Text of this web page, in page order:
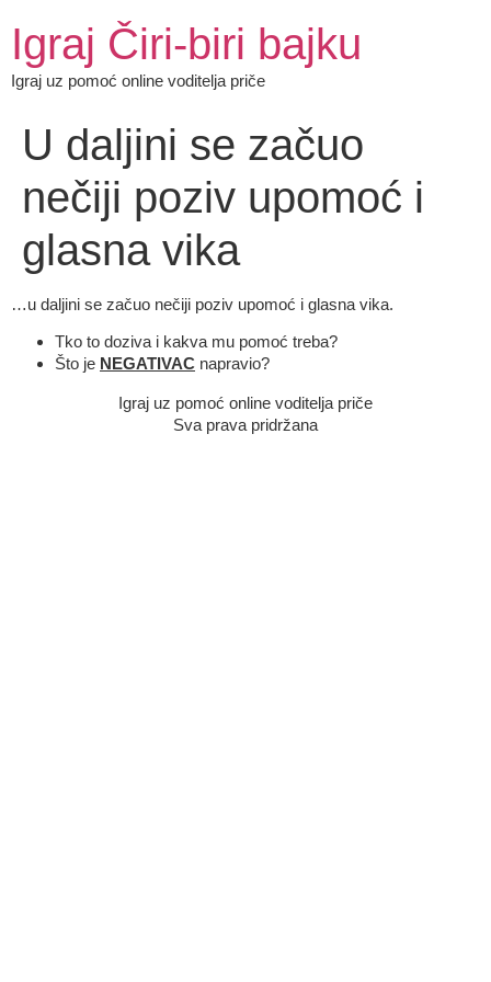
Igraj Čiri-biri bajku
Igraj uz pomoć online voditelja priče
U daljini se začuo
nečiji poziv upomoć i
glasna vika
…u daljini se začuo nečiji poziv upomoć i glasna vika.
Tko to doziva i kakva mu pomoć treba?
Što je NEGATIVAC napravio?
Igraj uz pomoć online voditelja priče
Sva prava pridržana